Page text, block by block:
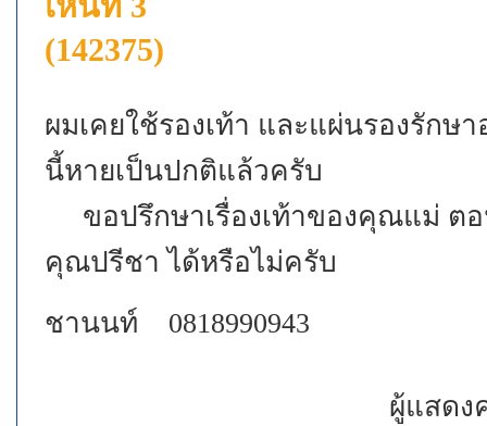
(142375)
ผมเคยใช้รองเท้า และแผ่นรองรักษ
นี้หายเป็นปกติแล้วครับ
ขอปรึกษาเรื่องเท้าของคุณแม่ ตอ
คุณปรีชา ได้หรือไม่ครับ
ชานนท์ 0818990943
ผู้แสดง